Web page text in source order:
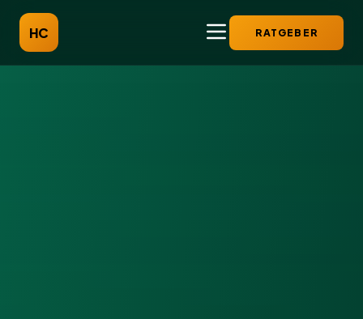
HC RATGEBER